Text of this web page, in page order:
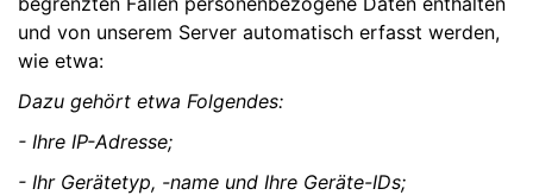
und von unserem Server automatisch erfasst werden,
wie etwa:
Dazu gehört etwa Folgendes:
- Ihre IP-Adresse;
- Ihr Gerätetyp, -name und Ihre Geräte-IDs;